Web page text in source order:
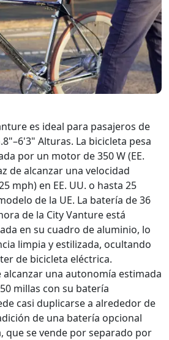
es ideal para pasajeros de
Alturas. La bicicleta pesa
por un motor de 350 W (EE.
de alcanzar una velocidad
mph) en EE. UU. o hasta 25
de la UE. La batería de 36
de la City Vanture está
en su cuadro de aluminio, lo
limpia y estilizada, ocultando
de bicicleta eléctrica.
alcanzar una autonomía estimada
millas con su batería
casi duplicarse a alrededor de
de una batería opcional
que se vende por separado por